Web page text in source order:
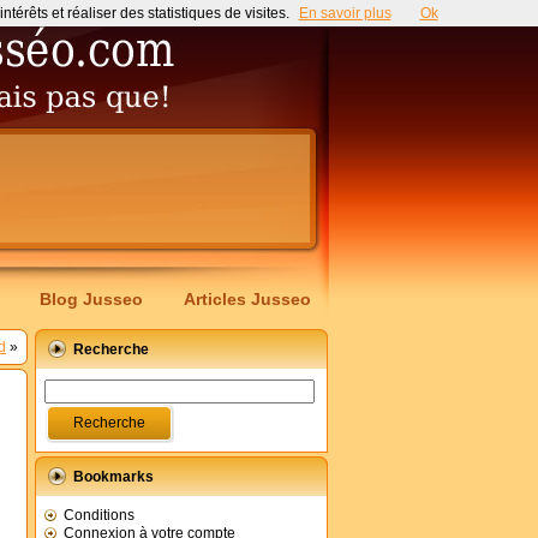
Blog Jusseo Articles Jusseo
» Recherche
Bookmarks
Conditions
Connexion à votre compte
et réaliser des statistiques de visites. En savoir plus Ok